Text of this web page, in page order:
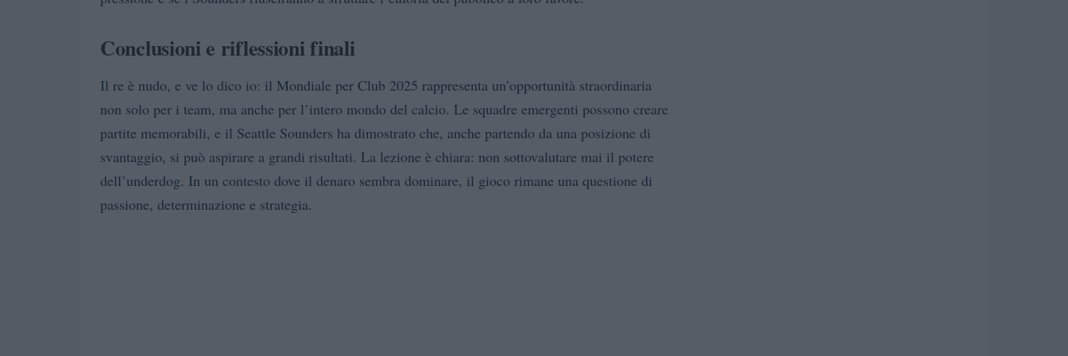
Conclusioni e riflessioni finali
Il re è nudo, e ve lo dico io: il Mondiale per Club 2025 rappresenta un’opportunità straordinaria
non solo per i team, ma anche per l’intero mondo del calcio. Le squadre emergenti possono creare
partite memorabili, e il Seattle Sounders ha dimostrato che, anche partendo da una posizione di
svantaggio, si può aspirare a grandi risultati. La lezione è chiara: non sottovalutare mai il potere
dell’underdog. In un contesto dove il denaro sembra dominare, il gioco rimane una questione di
passione, determinazione e strategia.